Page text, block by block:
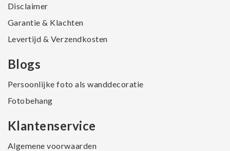
Disclaimer
Garantie & Klachten
Levertijd & Verzendkosten
Blogs
Persoonlijke foto als wanddecoratie
Fotobehang
Klantenservice
Algemene voorwaarden